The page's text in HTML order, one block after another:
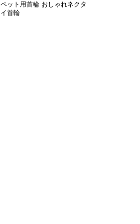
ペット用首輪 おしゃれネクタ
イ首輪